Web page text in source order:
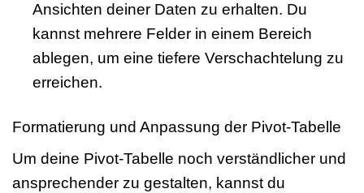
Ansichten deiner Daten zu erhalten. Du
kannst mehrere Felder in einem Bereich
ablegen, um eine tiefere Verschachtelung zu
erreichen.
Formatierung und Anpassung der Pivot-Tabelle
Um deine Pivot-Tabelle noch verständlicher und
ansprechender zu gestalten, kannst du